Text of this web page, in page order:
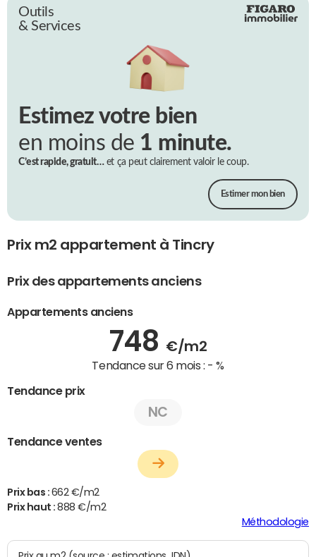
Outils
& Services
Estimez votre bien
en moins de 1 minute.
C’est rapide, gratuit…et ça peut clairement valoir le coup.
Estimer mon bien
Prix m2 appartement à Tincry
Prix des appartements anciens
Appartements anciens
748 €/m2
Tendance sur 6 mois : - %
Tendance prix
NC
Tendance ventes
Prix bas : 662 €/m2
Prix haut :888 €/m2
Méthodologie